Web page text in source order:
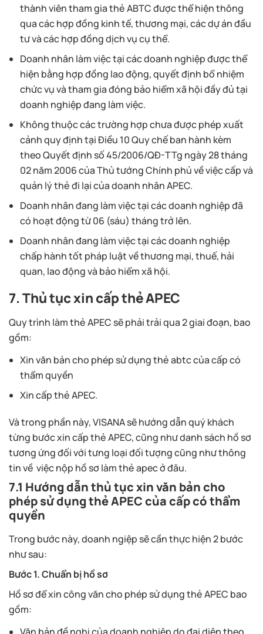
thành viên tham gia thẻ ABTC được thể hiện thông
qua các hợp đồng kinh tế, thương mại, các dự án đầu
tư và các hợp đồng dịch vụ cụ thể.
Doanh nhân làm việc tại các doanh nghiệp được thể
hiện bằng hợp đồng lao động, quyết định bổ nhiệm
chức vụ và tham gia đóng bảo hiểm xã hội đầy đủ tại
doanh nghiệp đang làm việc.
Không thuộc các trường hợp chưa được phép xuất
cảnh quy định tại Điều 10 Quy chế ban hành kèm
theo Quyết định số 45/2006/QĐ-TTg ngày 28 tháng
02 năm 2006 của Thủ tướng Chính phủ về việc cấp và
quản lý thẻ đi lại của doanh nhân APEC.
Doanh nhân đang làm việc tại các doanh nghiệp đã
có hoạt động từ 06 (sáu) tháng trở lên.
Doanh nhân đang làm việc tại các doanh nghiệp
chấp hành tốt pháp luật về thương mại, thuế, hải
quan, lao động và bảo hiểm xã hội.
7. Thủ tục xin cấp thẻ APEC
Quy trình làm thẻ APEC sẽ phải trải qua 2 giai đoạn, bao
gồm:
Xin văn bản cho phép sử dụng thẻ abtc của cấp có
thẩm quyền
Xin cấp thẻ APEC.
Và trong phần này, VISANA sẽ hướng dẫn quý khách
từng bước xin cấp thẻ APEC, cũng như danh sách hồ sơ
tương ứng đối với tưng loại đối tượng cũng như thông
tin về việc nộp hồ sơ làm thẻ apec ở đâu.
7.1 Hướng dẫn thủ tục xin văn bản cho
phép sử dụng thẻ APEC của cấp có thẩm
quyền
Trong bước này, doanh ngiệp sẽ cần thực hiện 2 bước
như sau:
Bước 1. Chuẩn bị hồ sơ
Hồ sơ để xin công văn cho phép sử dụng thẻ APEC bao
gồm: